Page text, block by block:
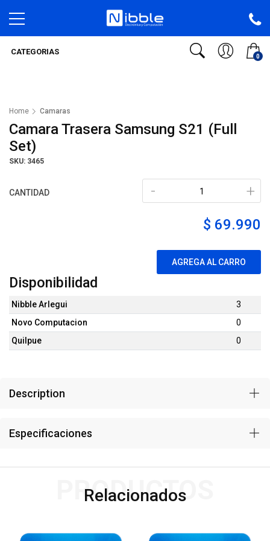
0
CATEGORIAS
Home Camaras
Camara Trasera Samsung S21 (Full
Set)
SKU: 3465
CANTIDAD +
-
$ 69.990
AGREGA AL CARRO
Disponibilidad
Nibble Arlegui
3
Novo Computacion
0
Quilpue
0
Description
Especificaciones
Relacionados
PRODUCTOS